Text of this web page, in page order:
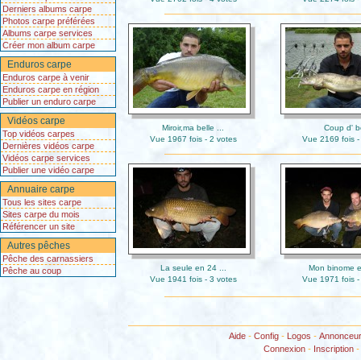
Derniers albums carpe
Photos carpe préférées
Albums carpe services
Créer mon album carpe
Enduros carpe
Enduros carpe à venir
Enduros carpe en région
Publier un enduro carpe
Vidéos carpe
Top vidéos carpes
Dernières vidéos carpe
Vidéos carpe services
Publier une vidéo carpe
Annuaire carpe
Tous les sites carpe
Sites carpe du mois
Référencer un site
Autres pêches
Pêche des carnassiers
Pêche au coup
Miroir,ma belle ...
Vue 1967 fois - 2 votes
Coup d'
Vue 2169 fois -
La seule en 24 ...
Vue 1941 fois - 3 votes
Mon binome
Vue 1971 fois -
Aide- Config- Logos -
Connexion - Inscription -